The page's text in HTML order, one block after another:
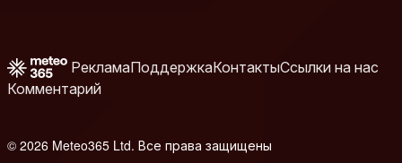
РекламаПоддержкаКонтактыСсылки на нас
Комментарий
© 2026 Meteo365 Ltd. Все права защищены